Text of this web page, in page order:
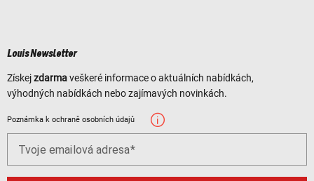
Louis Newsletter
Získejzdarmaveškeré informace o aktuálních nabídkách,
výhodných nabídkách nebo zajímavých novinkách.
Poznámka k ochraně osobních údajů
Tvoje emailová adresa